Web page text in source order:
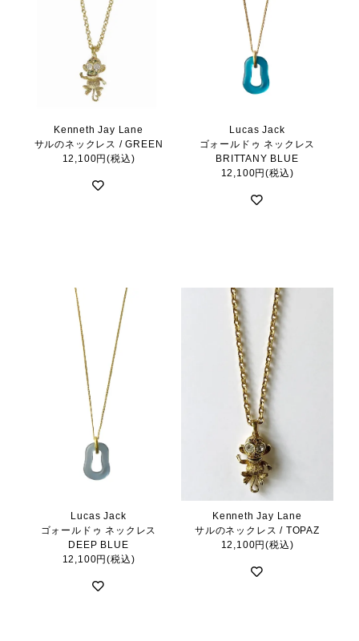
Kenneth Jay Lane
サルのネックレス / GREEN
12,100円(税込)
Lucas Jack
ゴォールドゥ ネックレス
BRITTANY BLUE
12,100円(税込)
Lucas Jack
ゴォールドゥ ネックレス
DEEP BLUE
12,100円(税込)
Kenneth Jay Lane
サルのネックレス / TOPAZ
12,100円(税込)